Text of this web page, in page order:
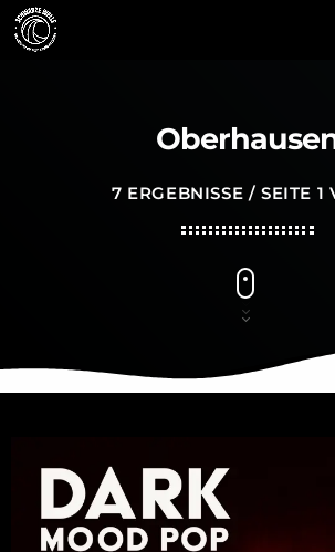
7 ERGEBNISSE / SEITE 1